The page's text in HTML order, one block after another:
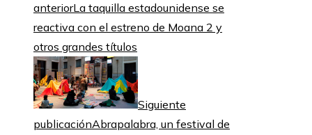
anteriorLa taquilla estadounidense se
reactiva con el estreno de Moana 2 y
otros grandes títulos
Siguiente
publicaciónAbrapalabra, un festival de